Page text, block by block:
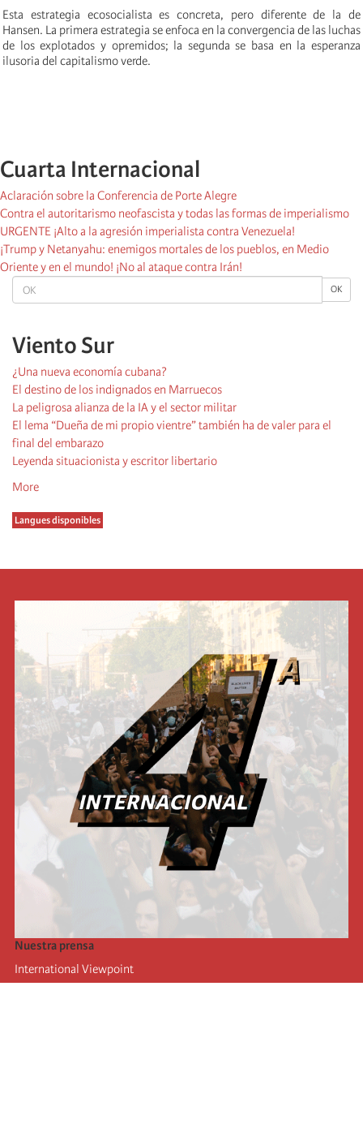
OK OK
Viento Sur
¿Una nueva economía cubana?
El destino de los indignados en Marruecos
La peligrosa alianza de la IA y el sector militar
El lema “Dueña de mi propio vientre” también ha de valer para el
final del embarazo
Leyenda situacionista y escritor libertario
More
Langues disponibles
Esta estrategia ecosocialista es concreta, pero diferente de la de
Hansen. La primera estrategia se enfoca en la convergencia de las luchas
de los explotados y opremidos; la segunda se basa en la esperanza
ilusoria del capitalismo verde.
Cuarta Internacional
Aclaración sobre la Conferencia de Porte Alegre
Contra el autoritarismo neofascista y todas las formas de imperialismo
URGENTE ¡Alto a la agresión imperialista contra Venezuela!
¡Trump y Netanyahu: enemigos mortales de los pueblos, en Medio
Oriente y en el mundo! ¡No al ataque contra Irán!
Nuestra prensa
International Viewpoint